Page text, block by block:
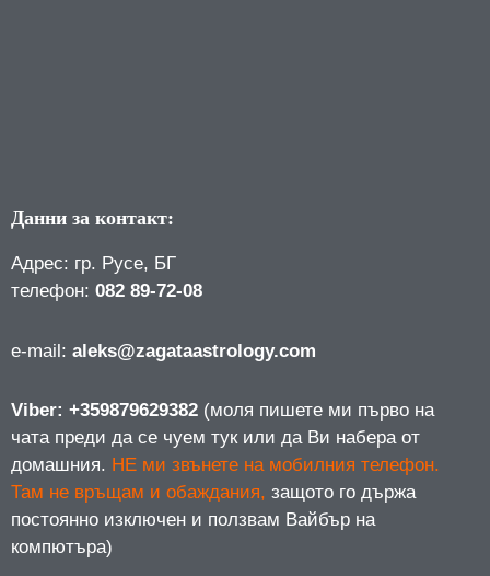
Данни за контакт:
Адрес: гр. Русе, БГ
телефон: 082 89-72-08
е-mail: aleks@zagataastrology.com
Viber: +359879629382 (моля пишете ми първо на
чата преди да се чуем тук или да Ви набера от
домашния. НЕ ми звънете на мобилния телефон.
Там не връщам и обаждания, защото го държа
постоянно изключен и ползвам Вайбър на
компютъра)